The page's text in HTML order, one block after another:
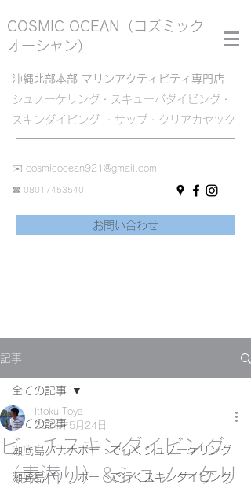
COSMIC OCEAN
（コズミック
オーシャン）
沖縄北部本部 マリンアクティビティ専門店
シュノーケリング・スキューバダイビング・
スキンダイビング ・サップ・クリアカヤック
✉️ cosmicocean921@gmail.com
☎︎ 08017453540
お問い合わせ
記事
全ての記事
瀬底島バナナボートで行くシュノーケリング
瀬底島バナナボートで行くスキンダイビング
全ての記事
ビーチスキンダイビング
（素潜り）&シュノーケリ
Ittoku Toya
2024年5月24日